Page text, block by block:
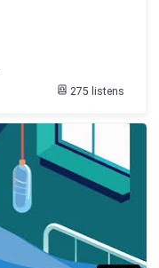
275 listens